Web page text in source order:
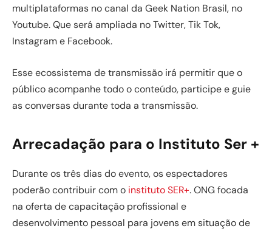
multiplataformas no canal da Geek Nation Brasil, no
Youtube. Que será ampliada no Twitter, Tik Tok,
Instagram e Facebook.
Esse ecossistema de transmissão irá permitir que o
público acompanhe todo o conteúdo, participe e guie
as conversas durante toda a transmissão.
Arrecadação para o Instituto Ser +
Durante os três dias do evento, os espectadores
poderão contribuir com o instituto SER+. ONG focada
na oferta de capacitação profissional e
desenvolvimento pessoal para jovens em situação de